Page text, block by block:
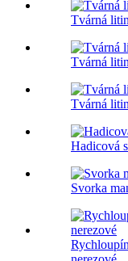
Tvárná
Tvárná
Tvárná
Hadicová
Svorka